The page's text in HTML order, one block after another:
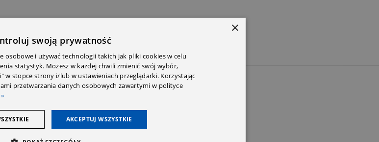
OPINIE (0)PRZECZYTAJ PRZED ZAKUPEM
×
swoją prywatność
osobowe i używać technologii takich jak pliki cookies w celu
statystyk. Możesz w każdej chwili zmienić swój wybór,
w stopce strony i/lub w ustawieniach przeglądarki. Korzystając
przetwarzania danych osobowych zawartymi w polityce
AKCEPTUJ WSZYSTKIE